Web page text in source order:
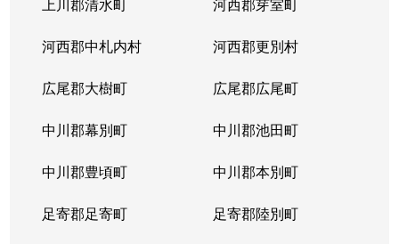
河西郡中札内村 河西郡更別村
広尾郡大樹町 広尾郡広尾町
中川郡幕別町 中川郡池田町
中川郡豊頃町 中川郡本別町
足寄郡足寄町 足寄郡陸別町